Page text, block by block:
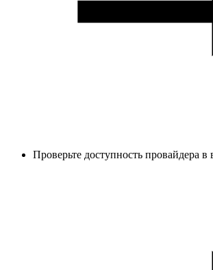
Проверьте доступность провайдера